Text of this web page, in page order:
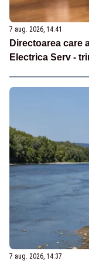
7 aug. 2026, 14:41
Directoarea care
Electrica Serv -
7 aug. 2026, 14:37